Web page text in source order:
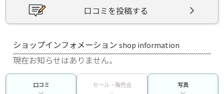
口コミを投稿する
ショップインフォメーションshop information
現在お知らせはありません。
口コミ セール・販売会 写真